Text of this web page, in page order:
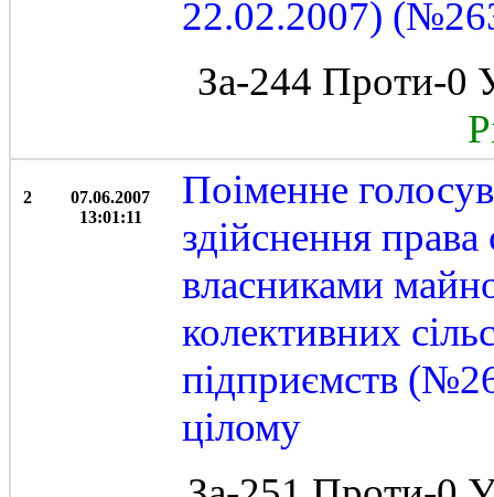
22.02.2007)
За-244 Проти-0
2
07.06.2007
13:01:11
Поіменне
здійснення права
власниками
колективних
підприємств
цілому